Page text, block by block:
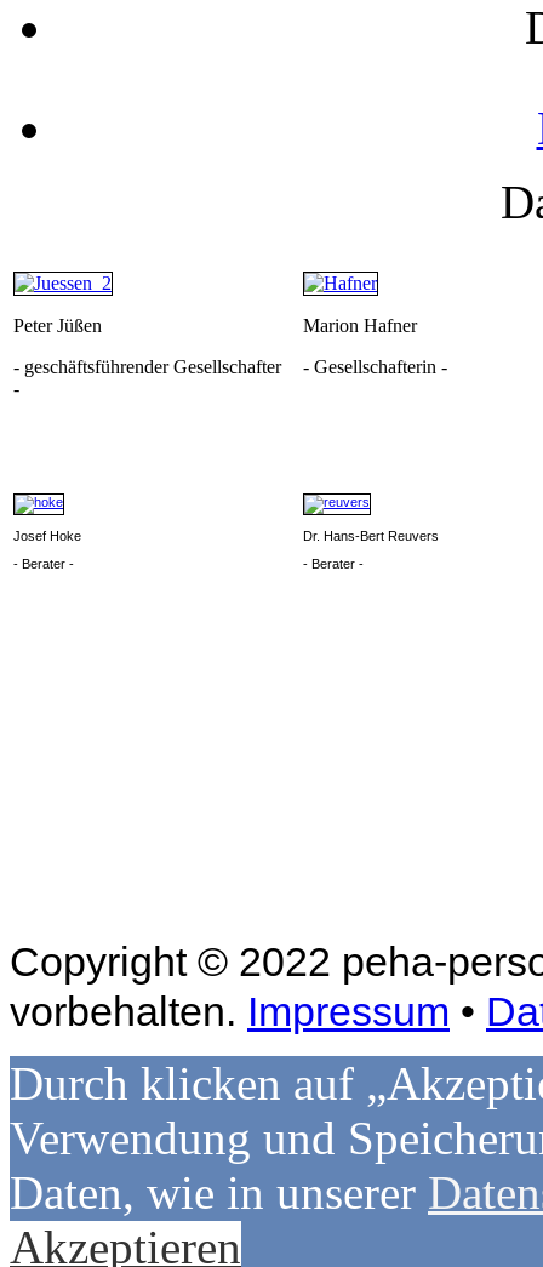
Peter Jüßen
- geschäftsführender Gesellschafter
-
Marion Hafner
- Gesellschafterin -
Josef Hoke
- Berater -
Dr. Hans-Bert Reuvers
- Berater -
Copyright © 2022 peha-
vorbehalten. Impressum •
Durch klicken auf
Verwendung und
Daten, wie in unserer
Akzeptieren